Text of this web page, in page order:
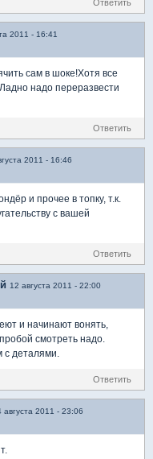
Ответить
2011 - 16:41
сам в шоке!Хотя все
надо переразвести
Ответить
2011 - 16:46
и прочее в топку, т.к.
с вашей
Ответить
12 августа 2011 - 22:00
и начинают вонять,
смотреть надо.
деталями.
Ответить
августа 2011 - 23:06